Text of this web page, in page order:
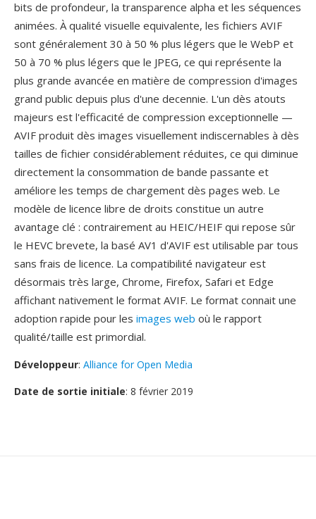
bits de profondeur, la transparence alpha et les séquences
animées. À qualité visuelle equivalente, les fichiers AVIF
sont généralement 30 à 50 % plus légers que le WebP et
50 à 70 % plus légers que le JPEG, ce qui représente la
plus grande avancée en matière de compression d'images
grand public depuis plus d'une decennie. L'un dès atouts
majeurs est l'efficacité de compression exceptionnelle —
AVIF produit dès images visuellement indiscernables à dès
tailles de fichier considérablement réduites, ce qui diminue
directement la consommation de bande passante et
améliore les temps de chargement dès pages web. Le
modèle de licence libre de droits constitue un autre
avantage clé : contrairement au HEIC/HEIF qui repose sûr
le HEVC brevete, la basé AV1 d'AVIF est utilisable par tous
sans frais de licence. La compatibilité navigateur est
désormais très large, Chrome, Firefox, Safari et Edge
affichant nativement le format AVIF. Le format connait une
adoption rapide pour les images web où le rapport
qualité/taille est primordial.
Développeur: Alliance for Open Media
Date de sortie initiale: 8 février 2019